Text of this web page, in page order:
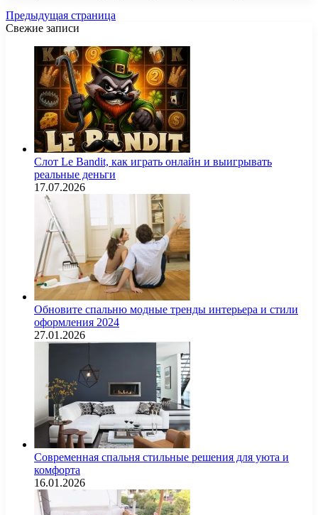
Предыдущая страница
Свежие записи
Слот Le Bandit, как играть онлайн и выигрывать
реальные деньги
17.07.2026
Обновите спальню модные тренды интерьера и стили
оформления 2024
27.01.2026
Современная спальня стильные решения для уюта и
комфорта
16.01.2026